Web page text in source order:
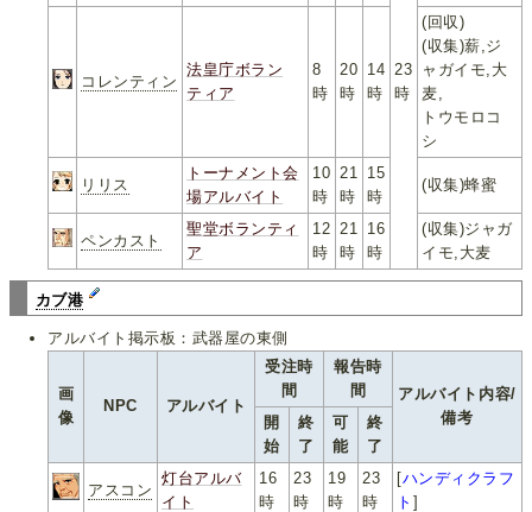
23
時
コレンティン
法皇庁ボラン
ティア
8
時
20
時
14
時
(回収)
(収集)薪,ジ
ャガイモ,大
麦,
トウモロコ
シ
リリス
トーナメント会
場アルバイト
10
時
21
時
15
時
(収集)蜂蜜
ペンカスト
聖堂ボランティ
ア
12
時
21
時
16
時
(収集)ジャガ
イモ,大麦
カブ港
アルバイト掲示板：武器屋の東側
画
像
NPC アルバイト
受注時
間
報告時
間
アルバイト内容/
備考
開
始
終
了
可
能
終
了
アスコン
灯台アルバ
イト
16
時
23
時
19
時
23
時
[ハンディクラフ
ト ]